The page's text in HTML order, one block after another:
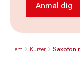
Anmäl
Anmäl dig
Hem Kurser Saxofon